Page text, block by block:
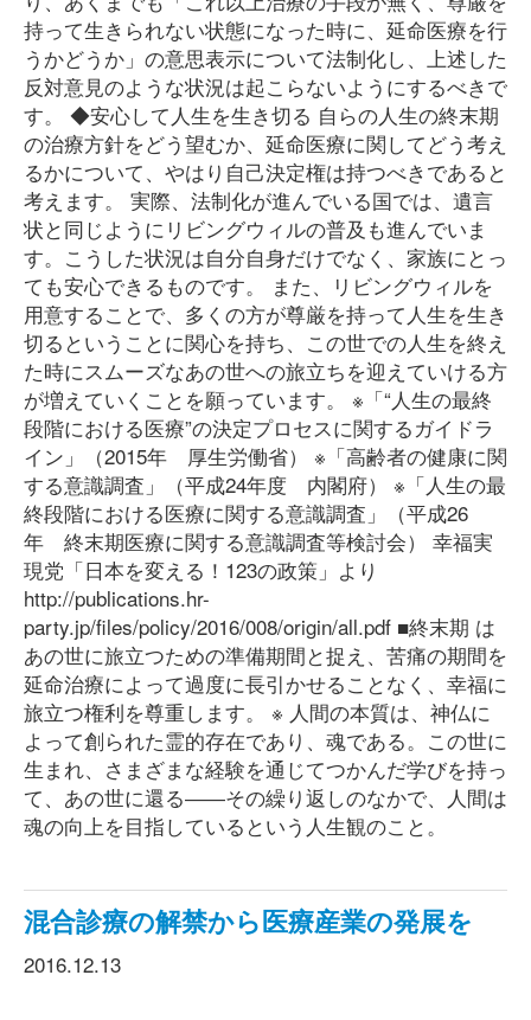
持って生きられない状態になった時に、延命医療を行
うかどうか」の意思表示について法制化し、上述した
反対意見のような状況は起こらないようにするべきで
す。 ◆安心して人生を生き切る 自らの人生の終末期
の治療方針をどう望むか、延命医療に関してどう考え
るかについて、やはり自己決定権は持つべきであると
考えます。 実際、法制化が進んでいる国では、遺言
状と同じようにリビングウィルの普及も進んでいま
す。こうした状況は自分自身だけでなく、家族にとっ
ても安心できるものです。 また、リビングウィルを
用意することで、多くの方が尊厳を持って人生を生き
切るということに関心を持ち、この世での人生を終え
た時にスムーズなあの世への旅立ちを迎えていける方
が増えていくことを願っています。 ※「“人生の最終
段階における医療”の決定プロセスに関するガイドラ
イン」（2015年 厚生労働省） ※「高齢者の健康に関
する意識調査」（平成24年度 内閣府） ※「人生の最
終段階における医療に関する意識調査」（平成26
年 終末期医療に関する意識調査等検討会） 幸福実
現党「日本を変える！123の政策」より
http://publications.hr-
party.jp/files/policy/2016/008/origin/all.pdf ■終末期 は
あの世に旅立つための準備期間と捉え、苦痛の期間を
延命治療によって過度に長引かせることなく、幸福に
旅立つ権利を尊重します。 ※ 人間の本質は、神仏に
よって創られた霊的存在であり、魂である。この世に
生まれ、さまざまな経験を通じてつかんだ学びを持っ
て、あの世に還る――その繰り返しのなかで、人間は
魂の向上を目指しているという人生観のこと。
混合診療の解禁から医療産業の発展を
2016.12.13